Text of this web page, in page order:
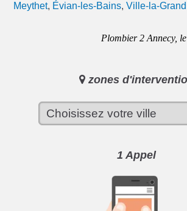
Meythet, Évian-les-Bains,Ville-la-Grand
Plombier 2 Annecy,
zones
1 Appel